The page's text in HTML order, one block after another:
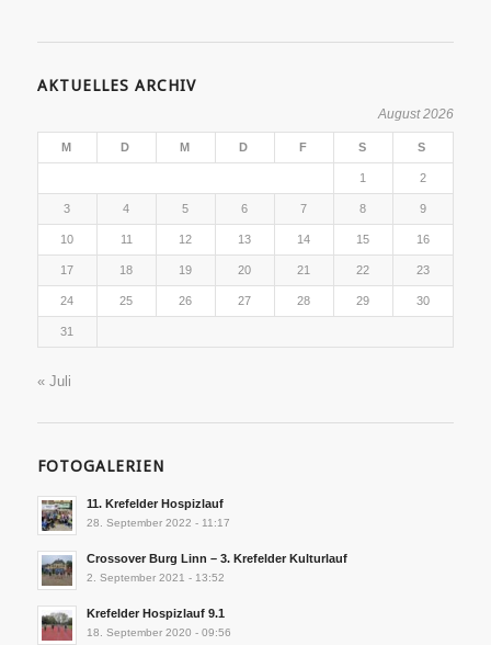
AKTUELLES ARCHIV
August 2026
M D M D F S S
1 2
3 4 5 6 7 8 9
10 11 12 13 14 15 16
17 18 19 20 21 22 23
24 25 26 27 28 29 30
31
« Juli
FOTOGALERIEN
11. Krefelder Hospizlauf
28. September 2022 - 11:17
Crossover Burg Linn – 3. Krefelder Kulturlauf
2. September 2021 - 13:52
Krefelder Hospizlauf 9.1
18. September 2020 - 09:56